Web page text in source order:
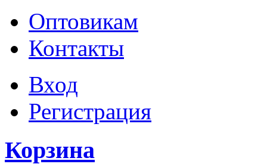
Оптовикам
Контакты
Вход
Регистрация
Корзина